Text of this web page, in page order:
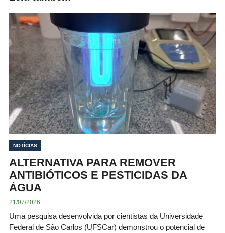
NOTÍCIAS
ALTERNATIVA PARA REMOVER
ANTIBIÓTICOS E PESTICIDAS DA
ÁGUA
21/07/2026
Uma pesquisa desenvolvida por cientistas da Universidade
Federal de São Carlos (UFSCar) demonstrou o potencial de